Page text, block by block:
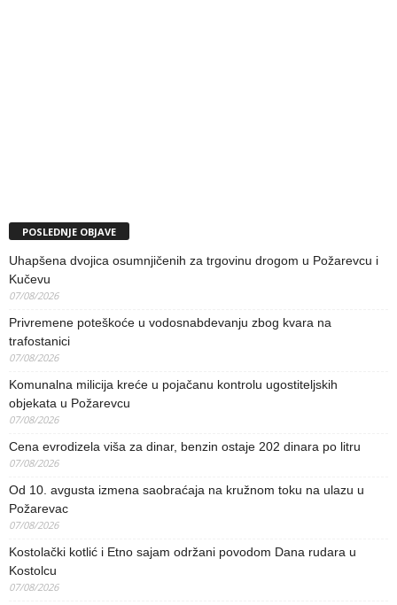
POSLEDNJE OBJAVE
Uhapšena dvojica osumnjičenih za trgovinu drogom u Požarevcu i
Kučevu
07/08/2026
Privremene poteškoće u vodosnabdevanju zbog kvara na
trafostanici
07/08/2026
Komunalna milicija kreće u pojačanu kontrolu ugostiteljskih
objekata u Požarevcu
07/08/2026
Cena evrodizela viša za dinar, benzin ostaje 202 dinara po litru
07/08/2026
Od 10. avgusta izmena saobraćaja na kružnom toku na ulazu u
Požarevac
07/08/2026
Kostolački kotlić i Etno sajam održani povodom Dana rudara u
Kostolcu
07/08/2026